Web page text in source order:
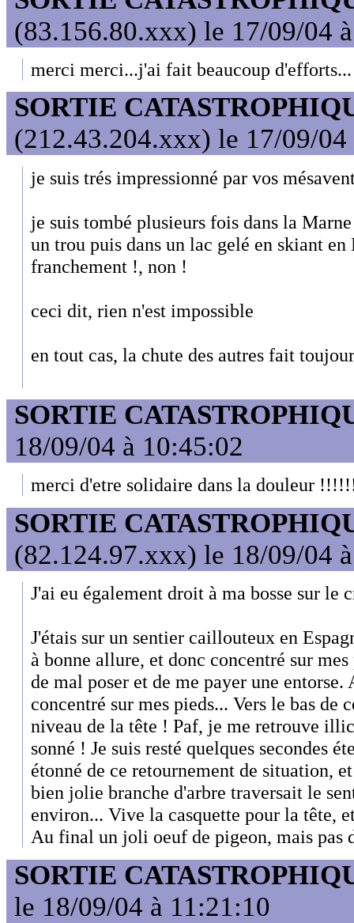
(83.156.80.xxx) le 17/09/04
merci merci...j'ai fait beaucoup d'efforts...
SORTIE
(212.43.204.xxx) le 17/09/04
je suis trés impressionné par vos
je suis tombé plusieurs fois dans la
un trou puis dans un lac gelé en skiant
franchement !, non !
ceci dit, rien n'est impossible
en tout cas, la chute des autres fait
SORTIE
18/09/04 à 10:45:02
merci d'etre solidaire dans la douleur
SORTIE
(82.124.97.xxx) le 18/09/04
J'ai eu également droit à ma bosse sur le
J'étais sur un sentier caillouteux en
à bonne allure, et donc concentré sur
de mal poser et de me payer une
concentré sur mes pieds... Vers le bas de
niveau de la tête ! Paf, je me retrouve
sonné ! Je suis resté quelques secondes
étonné de ce retournement de situation,
bien jolie branche d'arbre traversait le
environ... Vive la casquette pour la tête,
Au final un joli oeuf de pigeon, mais pas
SORTIE
le 18/09/04 à 11:21:10